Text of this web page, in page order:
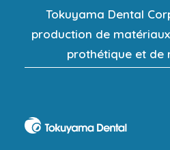
Tokuyama Dental
production de
prothétique et de